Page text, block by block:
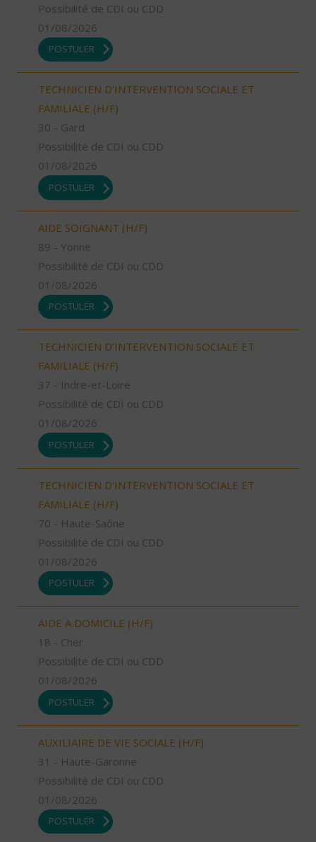
Possibilité de CDI ou CDD
01/08/2026
POSTULER
TECHNICIEN D’INTERVENTION SOCIALE ET
FAMILIALE (H/F)
30 - Gard
Possibilité de CDI ou CDD
01/08/2026
POSTULER
AIDE SOIGNANT (H/F)
89 - Yonne
Possibilité de CDI ou CDD
01/08/2026
POSTULER
TECHNICIEN D’INTERVENTION SOCIALE ET
FAMILIALE (H/F)
37 - Indre-et-Loire
Possibilité de CDI ou CDD
01/08/2026
POSTULER
TECHNICIEN D’INTERVENTION SOCIALE ET
FAMILIALE (H/F)
70 - Haute-Saône
Possibilité de CDI ou CDD
01/08/2026
POSTULER
AIDE A DOMICILE (H/F)
18 - Cher
Possibilité de CDI ou CDD
01/08/2026
POSTULER
AUXILIAIRE DE VIE SOCIALE (H/F)
31 - Haute-Garonne
Possibilité de CDI ou CDD
01/08/2026
POSTULER